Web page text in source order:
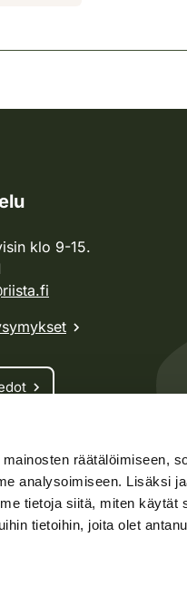
räätälöimiseen,
analysoimiseen. Lisäksi
tietoja siitä, miten käytät
tietoihin, joita olet
klo 9-15.